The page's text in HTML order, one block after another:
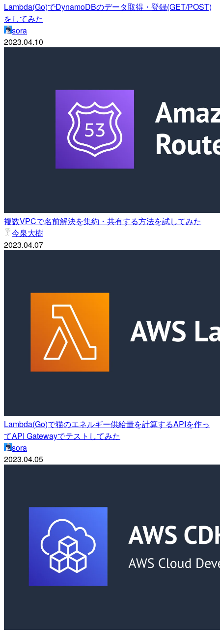
Lambda(Go)でDynamoDBのデータ取得・登録(GET/POST)
をしてみた
sora
2023.04.10
複数VPCで名前解決を集約・共有する方法を試してみた
今泉大樹
2023.04.07
Lambda(Go)で猫のエネルギー供給量を計算するAPIを作っ
てAPI Gatewayでテストしてみた
sora
2023.04.05